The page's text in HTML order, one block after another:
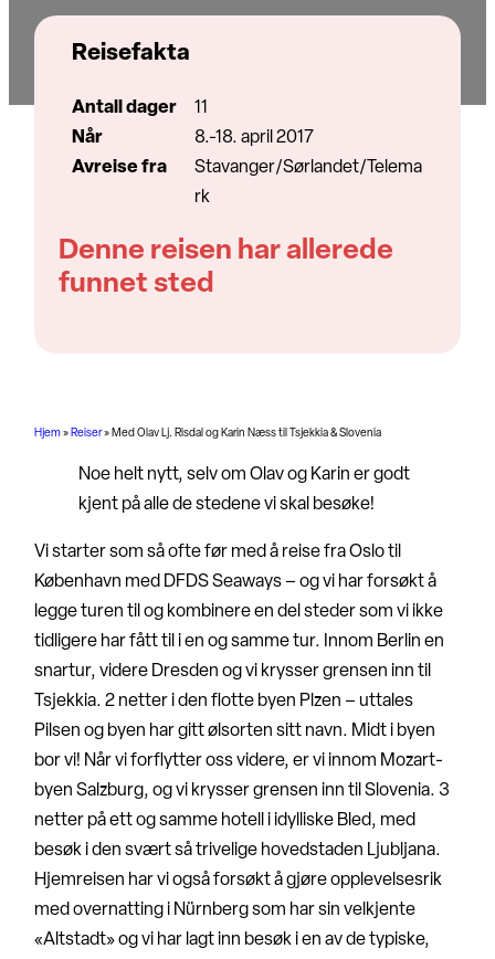
Hjem» Reiser» Med Olav Lj. Risdal og Karin Næss til Tsjekkia & Slovenia
Noe helt nytt, selv om Olav og Karin er godt
kjent på alle de stedene vi skal besøke!
Vi starter som så ofte før med å reise fra Oslo til
København med DFDS Seaways – og vi har forsøkt å
legge turen til og kombinere en del steder som vi ikke
tidligere har fått til i en og samme tur. Innom Berlin en
snartur, videre Dresden og vi krysser grensen inn til
Tsjekkia. 2 netter i den flotte byen Plzen – uttales
Pilsen og byen har gitt ølsorten sitt navn. Midt i byen
bor vi! Når vi forflytter oss videre, er vi innom Mozart-
byen Salzburg, og vi krysser grensen inn til Slovenia. 3
netter på ett og samme hotell i idylliske Bled, med
besøk i den svært så trivelige hovedstaden Ljubljana.
Hjemreisen har vi også forsøkt å gjøre opplevelsesrik
med overnatting i Nürnberg som har sin velkjente
«Altstadt» og vi har lagt inn besøk i en av de typiske,
Reisefakta
Antall dager
11
Når
8.-18. april 2017
Avreise fra
Stavanger/Sørlandet/Telema
rk
Denne reisen har allerede
funnet sted